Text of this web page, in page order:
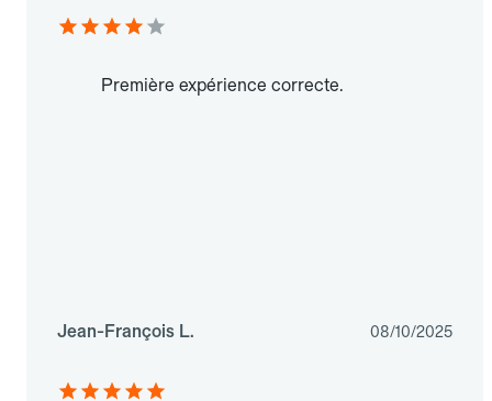
Première expérience correcte.
Jean-François L. 08/10/2025